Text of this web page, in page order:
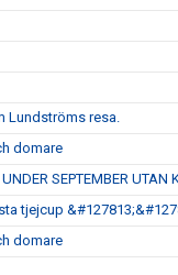
Lundströms resa.
domare
SEPTEMBER UTAN
tjejcup
domare